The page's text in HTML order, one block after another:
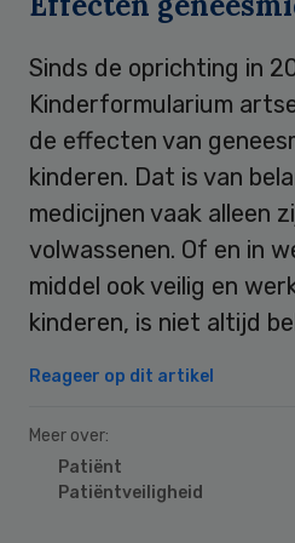
Sinds de oprichting in
Kinderformularium
de effecten van
kinderen. Dat is van
medicijnen vaak alleen
volwassenen. Of en in
middel ook veilig en
kinderen, is niet altijd
Reageer op dit artikel
Meer over:
Patiënt
Patiëntveiligheid